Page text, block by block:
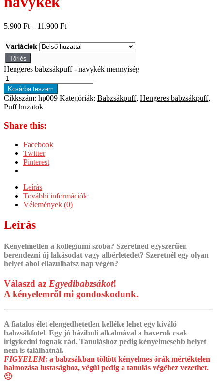
5.900 Ft – 11.900 Ft
Variációk
Törlés
Hengeres babzsákpuff - navykék mennyiség
Kosárba teszem
Cikkszám: hp009 Kategóriák: Babzsákpuff, Hengeres babzsákpuff,
Puff huzatok
Share this:
Facebook
Twitter
Pinterest
Leírás
További információk
Vélemények (0)
Leírás
Kényelmetlen a kollégiumi szoba? Szeretnéd egyszerűen
berendezni új lakásodat vagy albérletedet? Szeretnél egy olyan
helyet ahol ellazulhatsz nap végén?
Válaszd az Egyedibabzsákot!
A kényelemről mi gondoskodunk.
A fiatalos élet elengedhetetlen kelléke lehet egy kiváló
babzsákfotel. Egy jó házibuli alkalmával a haverok csak
irigykedni fognak rád. Tanuláshoz pedig kényelmesebb helyet
nem is találhatnál.
FIGYELEM: a babzsákban töltött kényelmes órák mértéktelen
halmozása lustasághoz, végül pedig a tanulás végéhez vezethet.
🙂